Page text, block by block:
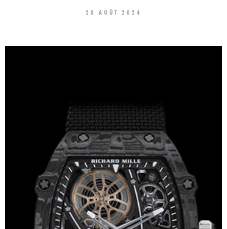
20 AOÛT 2024